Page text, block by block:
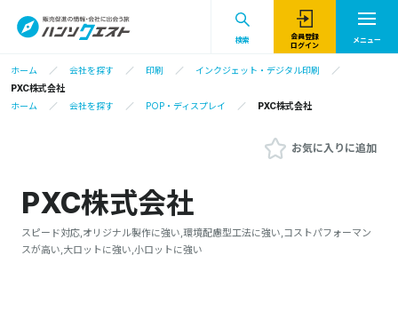
検索
会員登録
ログイン
メニュー
ホーム 会社を探す 印刷
インクジェット・デジタル印刷
PXC株式会社
ホーム
会社を探す POP・ディスプレイ PXC株式会社
お気に入りに追加
PXC株式会社
スピード対応,オリジナル製作に強い,環境配慮型工法に強い,コストパフォーマン
スが高い,大ロットに強い,小ロットに強い